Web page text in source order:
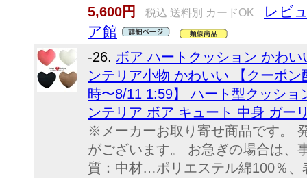
5,600円
税込 送料別 カードOK
レビ
ア館
-26. ボア ハートクッション かわ
ンテリア小物 かわいい 【クーポ
時〜8/11 1:59】 ハート型クッシ
ンテリア ボア キュート 中身 ガー
※メーカーお取り寄せ商品です。
がございます。 お急ぎの場合は、
質：中材…ポリエステル綿100％